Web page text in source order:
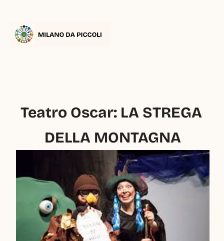
Teatro Oscar: LA STREGA
DELLA MONTAGNA